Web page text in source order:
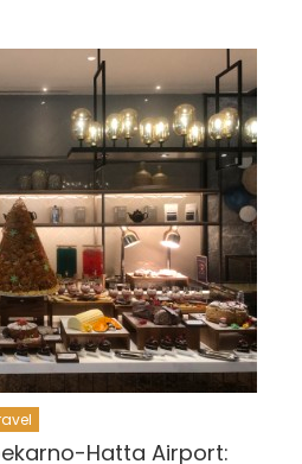
Hatta Airport: